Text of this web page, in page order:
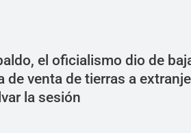
el oficialismo dio de
de venta de tierras a
la sesión